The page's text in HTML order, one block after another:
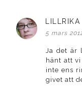
LILLRIKA
5 mars
Ja det är
hänt att
inte ens
givet att